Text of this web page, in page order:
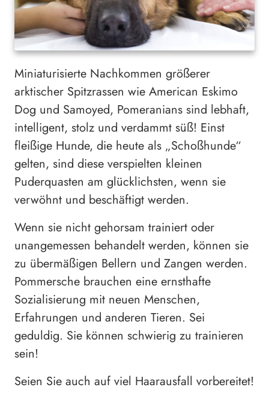
Miniaturisierte Nachkommen größerer
arktischer Spitzrassen wie American Eskimo
Dog und Samoyed, Pomeranians sind lebhaft,
intelligent, stolz und verdammt süß! Einst
fleißige Hunde, die heute als „Schoßhunde“
gelten, sind diese verspielten kleinen
Puderquasten am glücklichsten, wenn sie
verwöhnt und beschäftigt werden.
Wenn sie nicht gehorsam trainiert oder
unangemessen behandelt werden, können sie
zu übermäßigen Bellern und Zangen werden.
Pommersche brauchen eine ernsthafte
Sozialisierung mit neuen Menschen,
Erfahrungen und anderen Tieren. Sei
geduldig. Sie können schwierig zu trainieren
sein!
Seien Sie auch auf viel Haarausfall vorbereitet!